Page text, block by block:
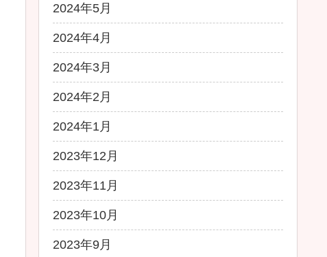
2024年5月
2024年4月
2024年3月
2024年2月
2024年1月
2023年12月
2023年11月
2023年10月
2023年9月